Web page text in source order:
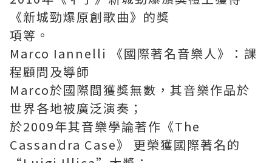
《新城勁爆原創歌曲》的獎
項等。
Marco Iannelli 《國際著名音樂人》：課
程顧問及導師
Marco於國際間獲獎無數，其音樂作品於
世界各地被廣泛演奏；
於2009年其音樂學論著作《The
Cassandra Case》 更榮獲國際著名的